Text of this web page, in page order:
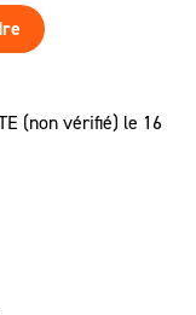
(non vérifié) le 16